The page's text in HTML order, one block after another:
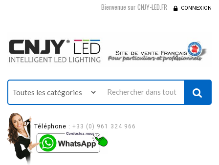
Bienvenue sur CNJY-LED.FR CONNEXION
Téléphone : +33 (0) 961 324 966